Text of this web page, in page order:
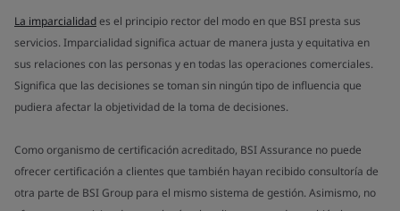
La imparcialidades el principio rector del modo en que BSI presta sus
servicios. Imparcialidad significa actuar de manera justa y equitativa en
sus relaciones con las personas y en todas las operaciones comerciales.
Significa que las decisiones se toman sin ningún tipo de influencia que
pudiera afectar la objetividad de la toma de decisiones.
Como organismo de certificación acreditado, BSI Assurance no puede
ofrecer certificación a clientes que también hayan recibido consultoría de
otra parte de BSI Group para el mismo sistema de gestión. Asimismo, no